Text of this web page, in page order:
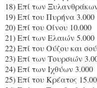
18) Επί των
19) Επί του Πυρήνα 3.000
20) Επί του Οίνου 10.000
21) Επί των Ελαιών 5.000
22) Επί του Ούζου και
23) Επί των Τουρσιών
24) Επί των Ιχθύων 3.000
25) Επί του Κρέατος